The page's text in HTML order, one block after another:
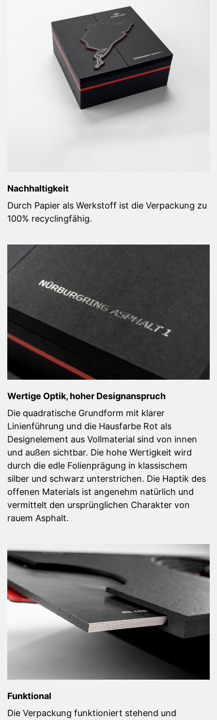
Nachhaltigkeit
Durch Papier als Werkstoff ist die Verpackung zu
100% recyclingfähig.
Wertige Optik, hoher Designanspruch
Die quadratische Grundform mit klarer
Linienführung und die Hausfarbe Rot als
Designelement aus Vollmaterial sind von innen
und außen sichtbar. Die hohe Wertigkeit wird
durch die edle Folienprägung in klassischem
silber und schwarz unterstrichen. Die Haptik des
offenen Materials ist angenehm natürlich und
vermittelt den ursprünglichen Charakter von
rauem Asphalt.
Funktional
Die Verpackung funktioniert stehend und